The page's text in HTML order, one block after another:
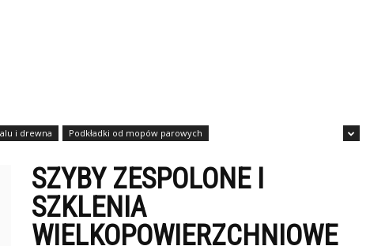
i drewna
Podkładki od mopów parowych
SZYBY ZESPOLONE I
SZKLENIA
WIELKOPOWIERZCHNIOWE